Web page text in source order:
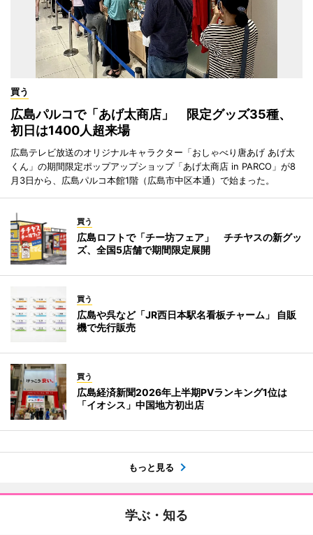
買う
広島パルコで「あげ太商店」 限定グッズ35種、
初日は1400人超来場
広島テレビ放送のオリジナルキャラクター「おしゃべり唐あげ あげ太
くん」の期間限定ポップアップショップ「あげ太商店 in PARCO」が8
月3日から、広島パルコ本館1階（広島市中区本通）で始まった。
買う
広島ロフトで「チー坊フェア」 チチヤスの新グッ
ズ、全国5店舗で期間限定展開
買う
広島や呉など「JR西日本駅名看板チャーム」 自販
機で先行販売
買う
広島経済新聞2026年上半期PVランキング1位は
「イオシス」中国地方初出店
もっと見る
学ぶ・知る